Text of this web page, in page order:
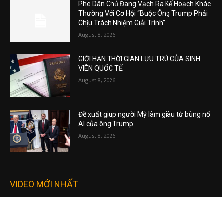
Phe Dân Chủ Đang Vạch Ra Kế Hoạch Khác
Thường Với Cơ Hội “Buộc Ông Trump Phải
Chịu Trách Nhiệm Giải Trình”.
August 8, 2026
GIỚI HẠN THỜI GIAN LƯU TRÚ CỦA SINH
VIÊN QUỐC TẾ
August 8, 2026
Đề xuất giúp người Mỹ làm giàu từ bùng nổ
AI của ông Trump
August 8, 2026
VIDEO MỚI NHẤT